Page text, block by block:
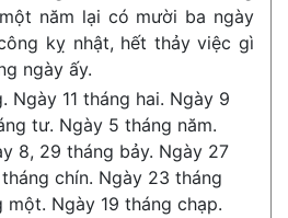
năm lại có mười ba ngày
kỵ nhật, hết thảy việc gì
ngày ấy.
Ngày 11 tháng hai. Ngày 9
tư. Ngày 5 tháng năm.
8, 29 tháng bảy. Ngày 27
chín. Ngày 23 tháng
một. Ngày 19 tháng chạp.